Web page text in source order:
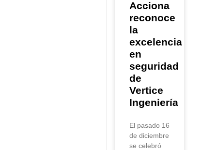
Acciona
reconoce
la
excelencia
en
seguridad
de
Vertice
Ingeniería
El pasado 16
de diciembre
se celebró